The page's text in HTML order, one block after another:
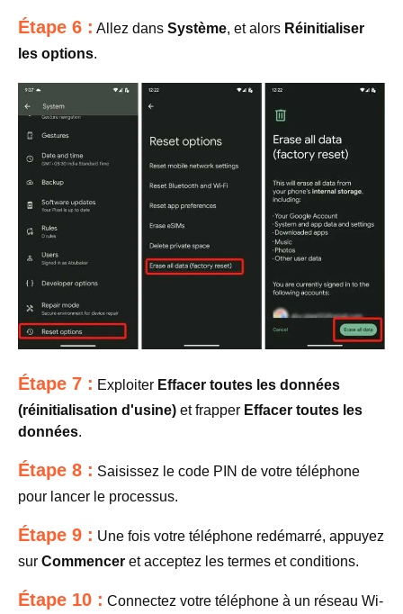
Étape 6 : Allez dans Système, et alors Réinitialiser
les options.
Étape 7 : Exploiter Effacer toutes les données
(réinitialisation d'usine) et frapper Effacer toutes les
données.
Étape 8 : Saisissez le code PIN de votre téléphone
pour lancer le processus.
Étape 9 : Une fois votre téléphone redémarré, appuyez
sur Commencer et acceptez les termes et conditions.
Étape 10 : Connectez votre téléphone à un réseau Wi-